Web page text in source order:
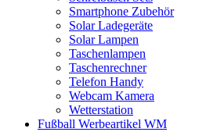
Smartphone Zubehör
Solar Ladegeräte
Solar Lampen
Taschenlampen
Taschenrechner
Telefon Handy
Webcam Kamera
Wetterstation
Fußball Werbeartikel WM